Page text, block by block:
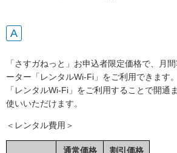
「さすガねっと」お申込者限定価格で、月
ーター「レンタルWi-Fi」をご利用できます。
「レンタルWi-Fi」をご利用することで開通
使いいただけます。
＜レンタル費用＞
通常価格 割引価格